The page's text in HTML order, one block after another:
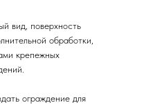
вид, поверхность
обработки,
крепежных
ограждение для